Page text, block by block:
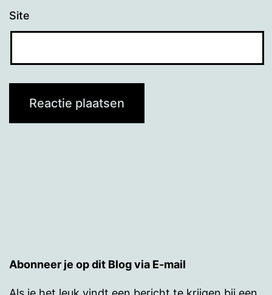
Site
Abonneer je op dit Blog via E-mail